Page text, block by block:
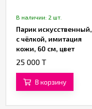
В наличии: 2 шт.
Парик искусственный,
с чёлкой, имитация
кожи, 60 см, цвет
чёрный
25 000 T
В корзину